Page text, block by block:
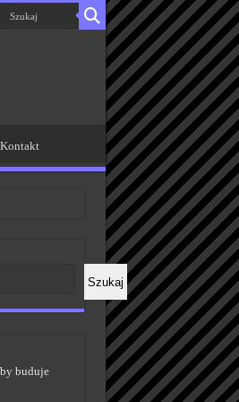
Kontakt
Szukaj
buduje